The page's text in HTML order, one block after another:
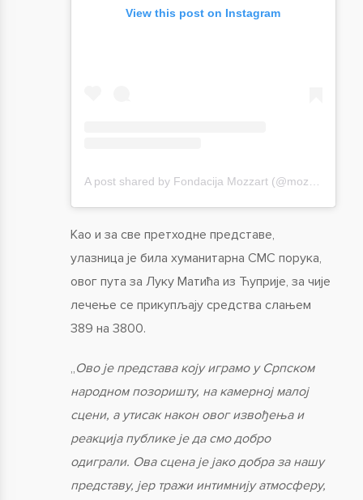
View this post on Instagram
A post shared by Fondacija Mozzart (@mozzartfondacija)
Као и за све претходне представе,
улазница је била хуманитарна СМС порука,
овог пута за Луку Матића из Ћуприје, за чије
лечење се прикупљају средства слањем
389 на 3800.
„Ово је представа коју играмо у Српском
народном позоришту, на камерној малој
сцени, а утисак након овог извођења и
реакција публике је да смо добро
одиграли. Ова сцена је јако добра за нашу
представу, јер тражи интимнију атмосферу,